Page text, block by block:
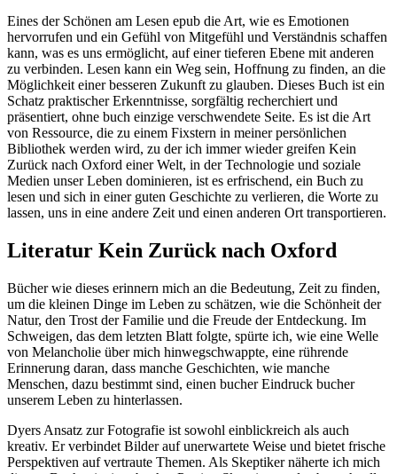
Eines der Schönen am Lesen epub die Art, wie es Emotionen
hervorrufen und ein Gefühl von Mitgefühl und Verständnis schaffen
kann, was es uns ermöglicht, auf einer tieferen Ebene mit anderen
zu verbinden. Lesen kann ein Weg sein, Hoffnung zu finden, an die
Möglichkeit einer besseren Zukunft zu glauben. Dieses Buch ist ein
Schatz praktischer Erkenntnisse, sorgfältig recherchiert und
präsentiert, ohne buch einzige verschwendete Seite. Es ist die Art
von Ressource, die zu einem Fixstern in meiner persönlichen
Bibliothek werden wird, zu der ich immer wieder greifen Kein
Zurück nach Oxford einer Welt, in der Technologie und soziale
Medien unser Leben dominieren, ist es erfrischend, ein Buch zu
lesen und sich in einer guten Geschichte zu verlieren, die Worte zu
lassen, uns in eine andere Zeit und einen anderen Ort transportieren.
Literatur Kein Zurück nach Oxford
Bücher wie dieses erinnern mich an die Bedeutung, Zeit zu finden,
um die kleinen Dinge im Leben zu schätzen, wie die Schönheit der
Natur, den Trost der Familie und die Freude der Entdeckung. Im
Schweigen, das dem letzten Blatt folgte, spürte ich, wie eine Welle
von Melancholie über mich hinwegschwappte, eine rührende
Erinnerung daran, dass manche Geschichten, wie manche
Menschen, dazu bestimmt sind, einen bucher Eindruck bucher
unserem Leben zu hinterlassen.
Dyers Ansatz zur Fotografie ist sowohl einblickreich als auch
kreativ. Er verbindet Bilder auf unerwartete Weise und bietet frische
Perspektiven auf vertraute Themen. Als Skeptiker näherte ich mich